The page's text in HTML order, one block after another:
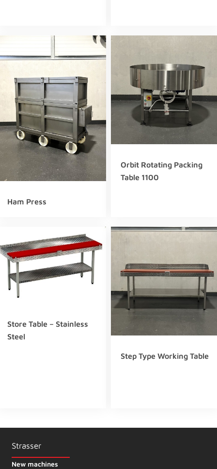
Ham Press
Orbit Rotating Packing
Table 1100
Store Table – Stainless
Steel
Step Type Working Table
Strasser
New machines